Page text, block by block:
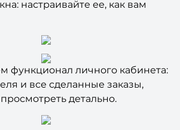
так и быть плавающей по
настраивайте ее, как вам
личного кабинета:
и все сделанные заказы,
детально.